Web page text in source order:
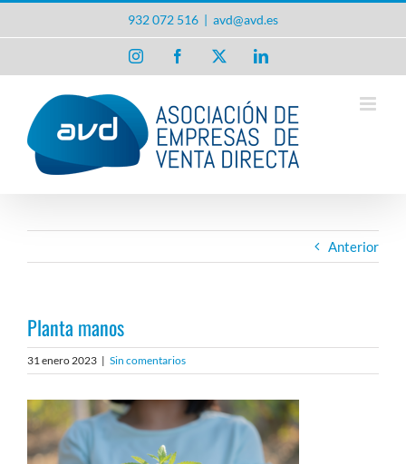
932 072 516 | avd@avd.es
InstagramFacebook LinkedIn
Anterior
Planta manos
31 enero 2023 | Sin comentarios